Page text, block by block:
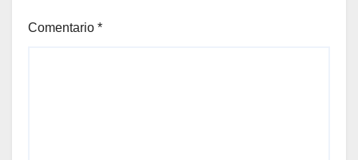
Comentario *